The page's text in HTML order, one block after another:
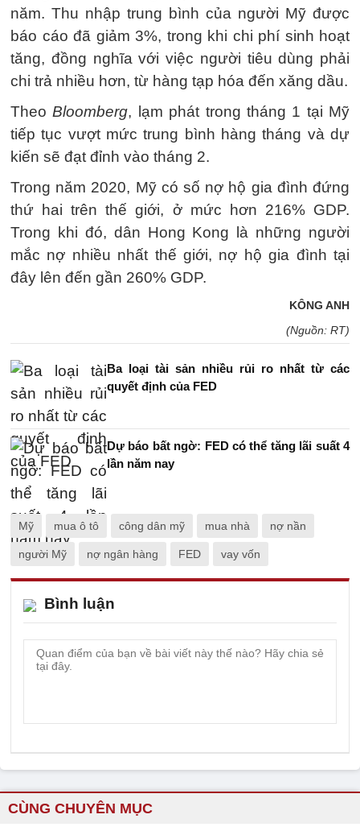
năm. Thu nhập trung bình của người Mỹ được
báo cáo đã giảm 3%, trong khi chi phí sinh hoạt
tăng, đồng nghĩa với việc người tiêu dùng phải
chi trả nhiều hơn, từ hàng tạp hóa đến xăng dầu.
TheoBloomberg, lạm phát trong tháng 1 tại Mỹ
tiếp tục vượt mức trung bình hàng tháng và dự
kiến ​​sẽ đạt đỉnh vào tháng 2.
Trong năm 2020, Mỹ có số nợ hộ gia đình đứng
thứ hai trên thế giới, ở mức hơn 216% GDP.
Trong khi đó, dân Hong Kong là những người
mắc nợ nhiều nhất thế giới, nợ hộ gia đình tại
đây lên đến gần 260% GDP.
KÔNG ANH
(Nguồn: RT)
Ba loại tài sản nhiều rủi ro nhất từ các
quyết định của FED
Dự báo bất ngờ: FED có thể tăng lãi suất 4
lần năm nay
Mỹ mua ô tô công dân mỹ mua nhà nợ nần
người Mỹ nợ ngân hàng FED vay vốn
Bình luận
CÙNG CHUYÊN MỤC